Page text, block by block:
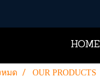
HOME
มด OUR PRODUCTS